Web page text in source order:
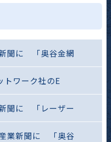
聞に 「奥谷金網
ワーク社のE
聞に 「レーザー
業新聞に 「奥谷